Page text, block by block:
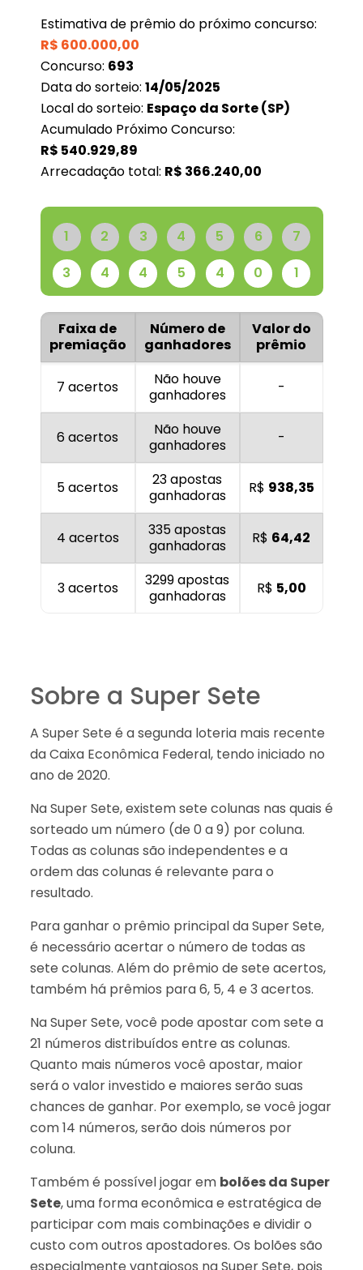
Estimativa de prêmio do próximo concurso:
R$ 600.000,00
Concurso: 693
Data do sorteio: 14/05/2025
Local do sorteio: Espaço da Sorte (SP)
Acumulado Próximo Concurso:
R$ 540.929,89
Arrecadação total: R$ 366.240,00
1 2 3 4 5 6
7
3
4 4 5 4 0 1
Faixa de
premiação
Número de
ganhadores
Valor do
prêmio
7 acertos
Não houve
ganhadores
-
6 acertos
Não houve
ganhadores
-
5 acertos
23 apostas
ganhadoras
R$ 938,35
4 acertos
335 apostas
ganhadoras
R$ 64,42
3 acertos
3299 apostas
ganhadoras
R$ 5,00
Sobre a Super Sete
A Super Sete é a segunda loteria mais recente
da Caixa Econômica Federal, tendo iniciado no
ano de 2020.
Na Super Sete, existem sete colunas nas quais é
sorteado um número (de 0 a 9) por coluna.
Todas as colunas são independentes e a
ordem das colunas é relevante para o
resultado.
Para ganhar o prêmio principal da Super Sete,
é necessário acertar o número de todas as
sete colunas. Além do prêmio de sete acertos,
também há prêmios para 6, 5, 4 e 3 acertos.
Na Super Sete, você pode apostar com sete a
21 números distribuídos entre as colunas.
Quanto mais números você apostar, maior
será o valor investido e maiores serão suas
chances de ganhar. Por exemplo, se você jogar
com 14 números, serão dois números por
coluna.
Também é possível jogar em bolões da Super
Sete, uma forma econômica e estratégica de
participar com mais combinações e dividir o
custo com outros apostadores. Os bolões são
especialmente vantajosos na Super Sete, pois